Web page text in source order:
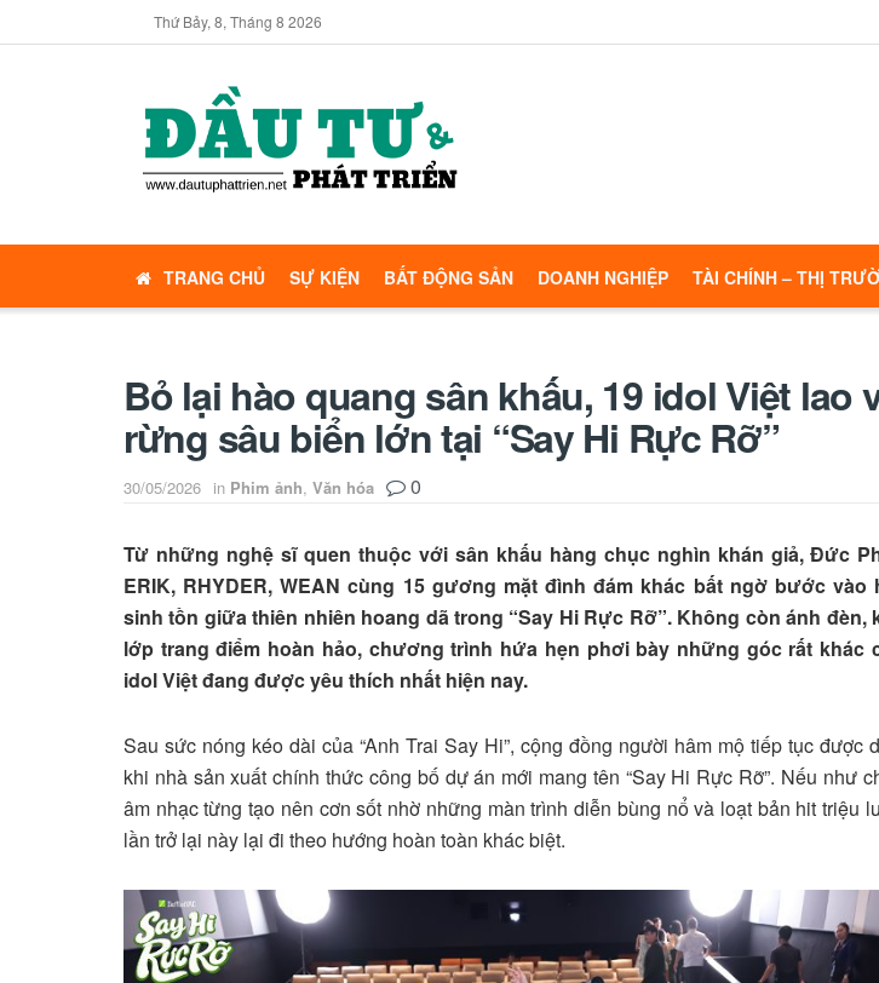
Thứ Bảy, 8, Tháng 8 2026
TRANG CHỦ SỰ KIỆN BẤT ĐỘNG SẢN DOANH NGHIỆP TÀI CHÍNH – THỊ
Bỏ lại hào quang sân khấu, 19 idol Việt lao
rừng sâu biển lớn tại “Say Hi Rực Rỡ”
30/05/2026 in Phim ảnh, Văn hóa 0
Từ những nghệ sĩ quen thuộc với sân khấu hàng chục nghìn khán giả, Đức
ERIK, RHYDER, WEAN cùng 15 gương mặt đình đám khác bất ngờ bước vào
sinh tồn giữa thiên nhiên hoang dã trong “Say Hi Rực Rỡ”. Không còn ánh đèn,
lớp trang điểm hoàn hảo, chương trình hứa hẹn phơi bày những góc rất khác
idol Việt đang được yêu thích nhất hiện nay.
Sau sức nóng kéo dài của “Anh Trai Say Hi”, cộng đồng người hâm mộ tiếp tục được
khi nhà sản xuất chính thức công bố dự án mới mang tên “Say Hi Rực Rỡ”. Nếu như
âm nhạc từng tạo nên cơn sốt nhờ những màn trình diễn bùng nổ và loạt bản hit triệu
lần trở lại này lại đi theo hướng hoàn toàn khác biệt.